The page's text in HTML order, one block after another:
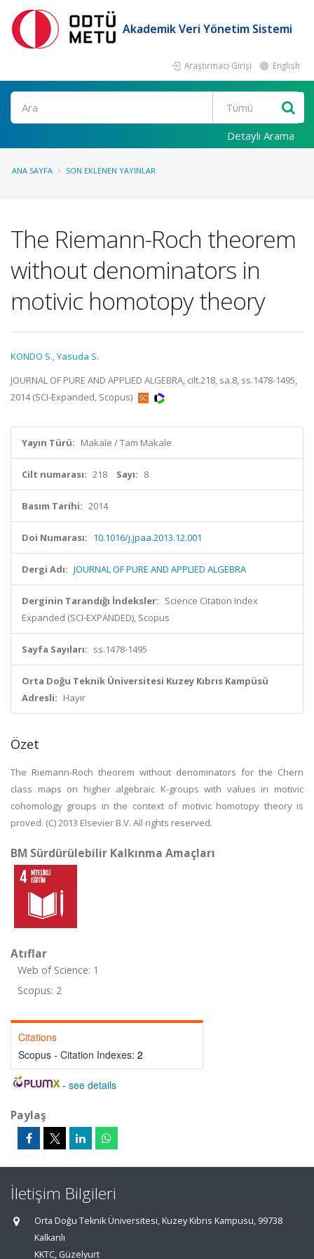
Akademik Veri Yönetim Sistemi
Araştırmacı Girişi English
Ara
Detaylı Arama
ANA SAYFA SON EKLENEN YAYINLAR
The Riemann-Roch theorem
without denominators in
motivic homotopy theory
KONDO S.,Yasuda S.
JOURNAL OF PURE AND APPLIED ALGEBRA, cilt.218, sa.8, ss.1478-1495,
2014 (SCI-Expanded, Scopus)
Yayın Türü: Makale / Tam Makale
Cilt numarası: 218 Sayı: 8
Basım Tarihi: 2014
Doi Numarası: 10.1016/j.jpaa.2013.12.001
Dergi Adı: JOURNAL OF PURE AND APPLIED ALGEBRA
Derginin Tarandığı İndeksler: Science Citation Index
Expanded (SCI-EXPANDED), Scopus
Sayfa Sayıları: ss.1478-1495
Orta Doğu Teknik Üniversitesi Kuzey Kıbrıs Kampüsü
Adresli: Hayır
Özet
The Riemann-Roch theorem without denominators for the Chern
class maps on higher algebraic K-groups with values in motivic
cohomology groups in the context of motivic homotopy theory is
proved. (C) 2013 Elsevier B.V. All rights reserved.
BM Sürdürülebilir Kalkınma Amaçları
Atıflar
Web of Science: 1
Scopus: 2
Citations
Scopus - Citation Indexes: 2
- see details
Paylaş
İletişim Bilgileri
Orta Doğu Teknik Üniversitesi, Kuzey Kıbrıs Kampusu, 99738
Kalkanlı
KKTC, Güzelyurt